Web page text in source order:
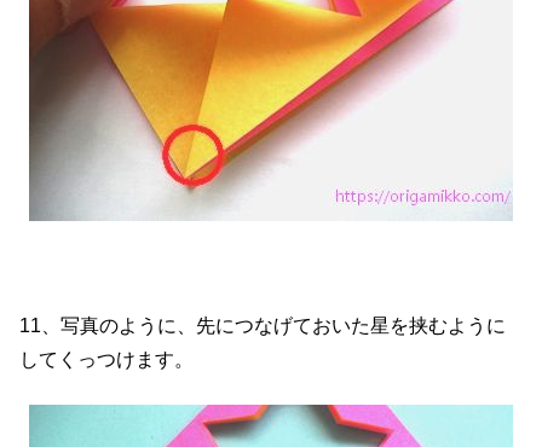
11、写真のように、先につなげておいた星を挟むように
してくっつけます。